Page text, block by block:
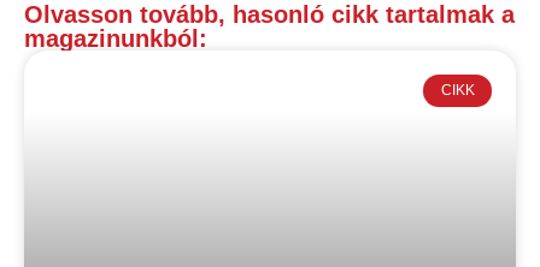
Olvasson tovább, hasonló cikk tartalmak a
magazinunkból:
CIKK